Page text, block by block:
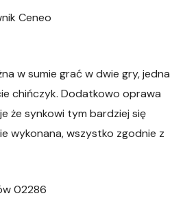
Ceneo
w sumie grać w dwie gry, jedna
chińczyk. Dodatkowo oprawa
że synkowi tym bardziej się
wykonana, wszystko zgodnie z
02286